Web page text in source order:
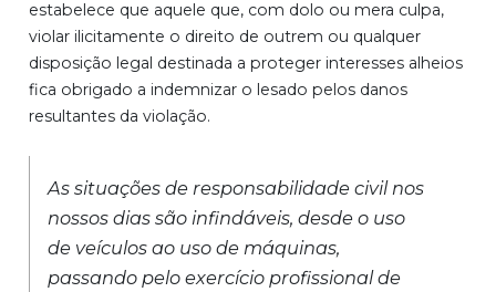
estabelece que aquele que, com dolo ou mera culpa,
violar ilicitamente o direito de outrem ou qualquer
disposição legal destinada a proteger interesses alheios
fica obrigado a indemnizar o lesado pelos danos
resultantes da violação.
As situações de responsabilidade civil nos
nossos dias são infindáveis, desde o uso
de veículos ao uso de máquinas,
passando pelo exercício profissional de